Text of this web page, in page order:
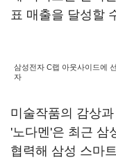
표 매출을 달성할
삼성전자 C랩 아웃사이드에
자
미술작품의 감상
'노다멘'은 최근 삼
협력해 삼성 스마